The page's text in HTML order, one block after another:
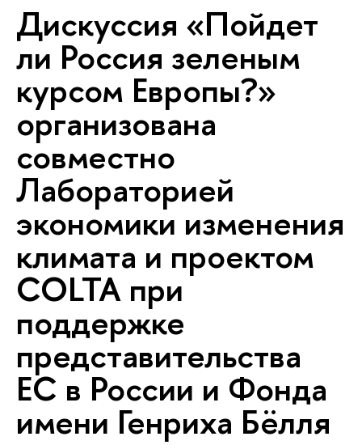
Дискуссия «Пойдет
ли Россия зеленым
курсом Европы?»
организована
совместно
Лабораторией
экономики изменения
климата и проектом
COLTA при
поддержке
представительства
ЕС в России и Фонда
имени Генриха Бёлля